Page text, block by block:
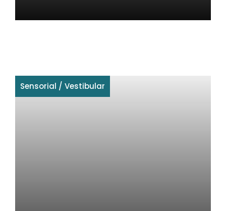
Sensorial / Vestibular